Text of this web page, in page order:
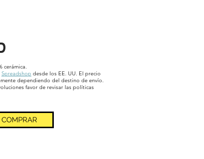
cerámica.
Spreadshop desde los EE. UU. El precio
dependiendo del destino de envío.
favor de revisar las políticas
COMPRAR